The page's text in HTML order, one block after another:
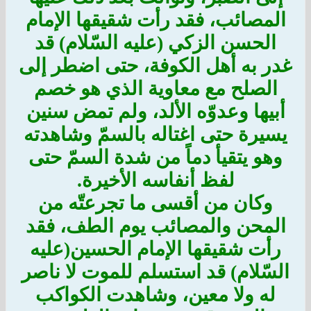
المصائب، فقد رأت شقيقها الإمام
الحسن الزكي (عليه السّلام) قد
غدر به أهل الكوفة، حتى اضطر إلى
الصلح مع معاوية الذي هو خصم
أبيها وعدوّه الألد، ولم تمض سنين
يسيرة حتى اغتاله بالسمّ وشاهدته
وهو يتقيأ دماً من شدة السمّ حتى
لفظ أنفاسه الأخيرة.
وكان من أقسى ما تجرعتّه من
المحن والمصائب يوم الطف، فقد
رأت شقيقها الإمام الحسين(عليه
السّلام) قد استسلم للموت لا ناصر
له ولا معين، وشاهدت الكواكب